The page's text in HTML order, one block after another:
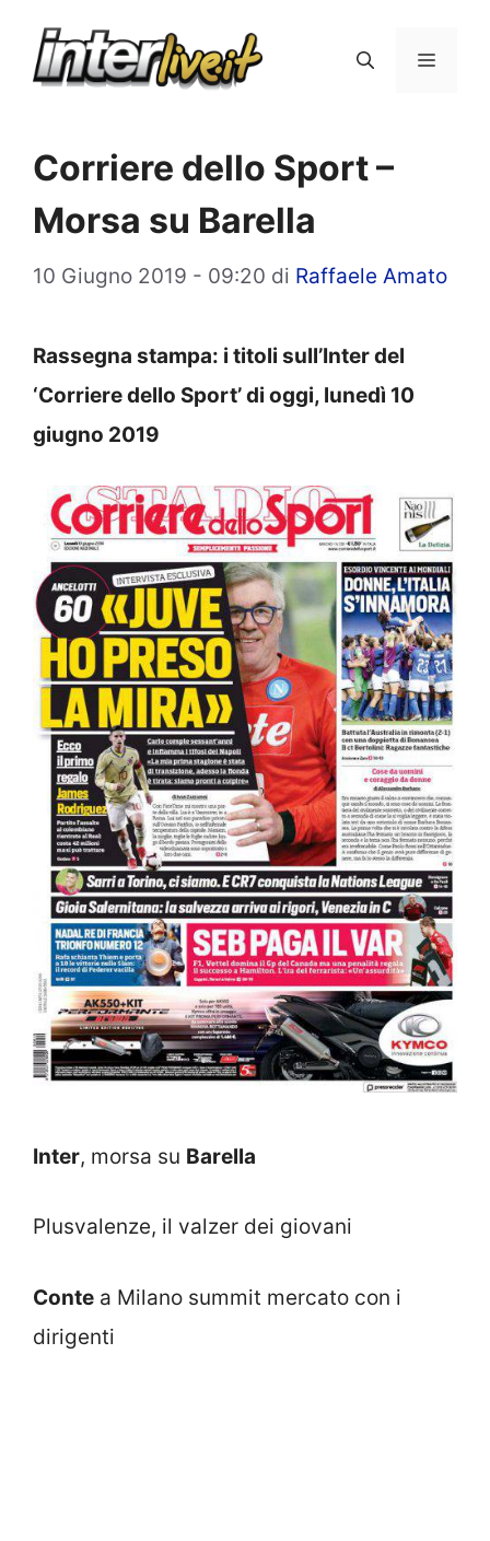
Menu
Corriere dello Sport –
Morsa su Barella
10 Giugno 2019 - 09:20 di Raffaele Amato
Rassegna stampa: i titoli sull’Inter del
‘Corriere dello Sport’ di oggi, lunedì 10
giugno 2019
Inter, morsa su Barella
Plusvalenze, il valzer dei giovani
Conte a Milano summit mercato con i
dirigenti